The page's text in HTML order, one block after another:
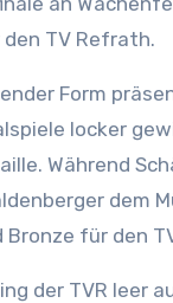
TV Refrath.
Form
locker
Während
dem
Bronze für den
der TVR leer